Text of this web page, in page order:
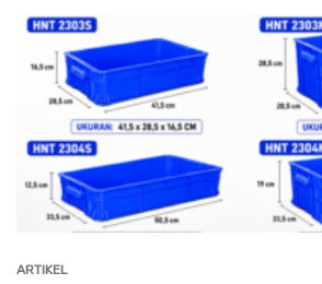
ARTIKEL